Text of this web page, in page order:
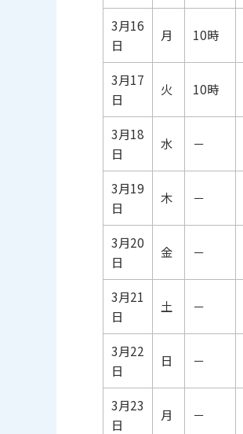
3月16
日
月 10時
3月17
日
火 10時
3月18
日
水 －
3月19
日
木 －
3月20
日
金 －
3月21
日
土 －
3月22
日
日 －
3月23
日
月 －